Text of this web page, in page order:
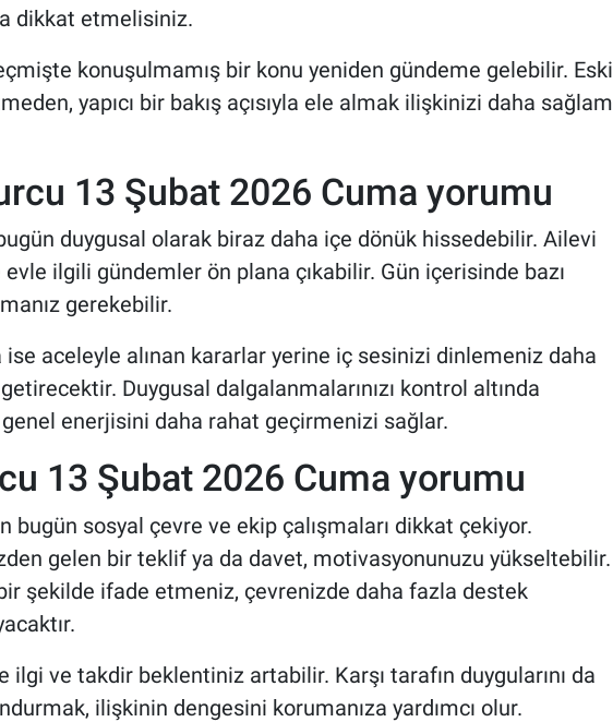
dikkat etmelisiniz.
konuşulmamış bir konu yeniden gündeme gelebilir. Eski
yapıcı bir bakış açısıyla ele almak ilişkinizi daha sağlam
13 Şubat 2026 Cuma yorumu
duygusal olarak biraz daha içe dönük hissedebilir. Ailevi
ilgili gündemler ön plana çıkabilir. Gün içerisinde bazı
gerekebilir.
ise aceleyle alınan kararlar yerine iç sesinizi dinlemeniz daha
Duygusal dalgalanmalarınızı kontrol altında
enerjisini daha rahat geçirmenizi sağlar.
13 Şubat 2026 Cuma yorumu
bugün sosyal çevre ve ekip çalışmaları dikkat çekiyor.
gelen bir teklif ya da davet, motivasyonunuzu yükseltebilir.
şekilde ifade etmeniz, çevrenizde daha fazla destek
ilgi ve takdir beklentiniz artabilir. Karşı tarafın duygularını da
ilişkinin dengesini korumanıza yardımcı olur.